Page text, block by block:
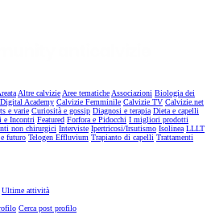
Altre calvizieAree tematicheAssociazioni Biologia dei
Academy Calvizie Femminile Calvizie TV Calvizie.net
e varie Curiosità e gossip Diagnosi e terapia Dieta e capelli
e Incontri Featured Forfora e Pidocchi I migliori prodotti
non chirurgici Interviste Ipertricosi/Irsutismo Isolinea LLLT
futuro Telogen Effluvium Trapianto di capelli Trattamenti
Ultime attività
Cerca post profilo